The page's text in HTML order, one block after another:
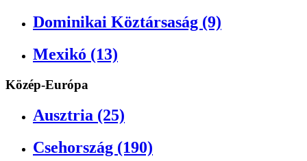
Dominikai Köztársaság (9)
Mexikó (13)
Közép-Európa
Ausztria (25)
Csehország (190)